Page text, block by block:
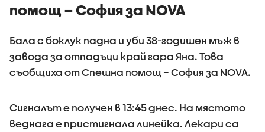
помощ – София за NOVA
Бала с боклук падна и уби 38-годишен мъж в
завода за отпадъци край гара Яна. Това
съобщиха от Спешна помощ – София за NOVA.
Сигналът е получен в 13:45 днес. На мястото
веднага е пристигнала линейка. Лекари са